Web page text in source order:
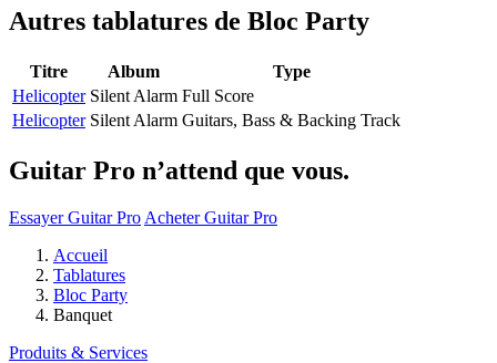
Autres tablatures de Bloc Party
Titre Album
Type
Helicopter Silent Alarm Full Score
Helicopter Silent Alarm Guitars, Bass & Backing Track
Guitar Pro n’attend que vous.
Essayer Guitar Pro Acheter Guitar Pro
Accueil
Tablatures
Bloc Party
Banquet
Produits & Services